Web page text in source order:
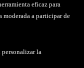
eficaz para
moderada a participar de
personalizar la